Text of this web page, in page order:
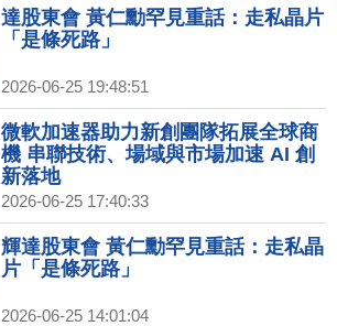
達股東會 黃仁勳罕見重話：走私晶片
「是條死路」
2026-06-25 19:48:51
微軟加速器助力新創團隊拓展全球商
機 串聯技術、場域與市場加速 AI 創
新落地
2026-06-25 17:40:33
輝達股東會 黃仁勳罕見重話：走私晶
片「是條死路」
2026-06-25 14:01:04